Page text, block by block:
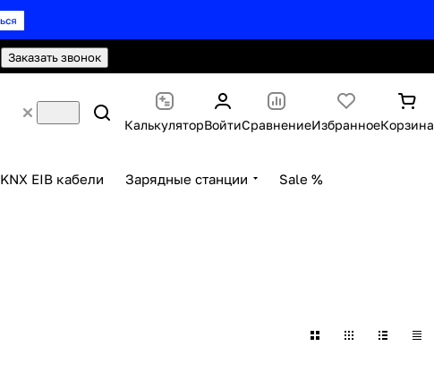
Заказать звонок
КалькуляторВойтиСравнениеИзбранноеКорзина
KNX EIB кабели Зарядные станции Sale %